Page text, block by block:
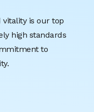
vitality is our top
high standards
to